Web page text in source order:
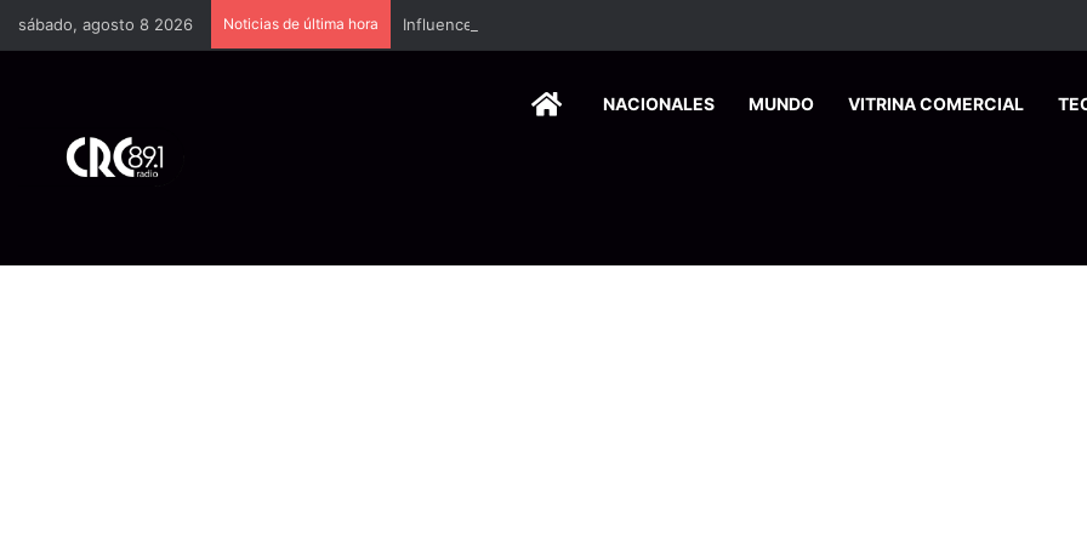
sábado, agosto 8 2026 Noticias de última hora
HOMENACIONALES MUNDO VITRINA COMERCIAL